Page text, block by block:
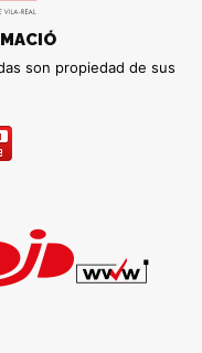
son propiedad de sus